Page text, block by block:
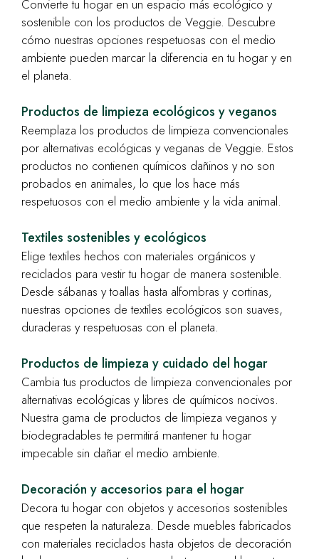
Convierte tu hogar en un espacio más ecológico y
sostenible con los productos de Veggie. Descubre
cómo nuestras opciones respetuosas con el medio
ambiente pueden marcar la diferencia en tu hogar y en
el planeta.
Productos de limpieza ecológicos y veganos
Reemplaza los productos de limpieza convencionales
por alternativas ecológicas y veganas de Veggie. Estos
productos no contienen químicos dañinos y no son
probados en animales, lo que los hace más
respetuosos con el medio ambiente y la vida animal.
Textiles sostenibles y ecológicos
Elige textiles hechos con materiales orgánicos y
reciclados para vestir tu hogar de manera sostenible.
Desde sábanas y toallas hasta alfombras y cortinas,
nuestras opciones de textiles ecológicos son suaves,
duraderas y respetuosas con el planeta.
Productos de limpieza y cuidado del hogar
Cambia tus productos de limpieza convencionales por
alternativas ecológicas y libres de químicos nocivos.
Nuestra gama de productos de limpieza veganos y
biodegradables te permitirá mantener tu hogar
impecable sin dañar el medio ambiente.
Decoración y accesorios para el hogar
Decora tu hogar con objetos y accesorios sostenibles
que respeten la naturaleza. Desde muebles fabricados
con materiales reciclados hasta objetos de decoración